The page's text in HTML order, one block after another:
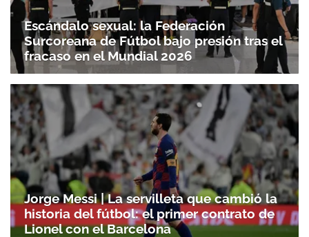
Escándalo sexual: la Federación
Surcoreana de Fútbol bajo presión tras el
fracaso en el Mundial 2026
Jorge Messi | La servilleta que cambió la
historia del fútbol: el primer contrato de
Lionel con el Barcelona